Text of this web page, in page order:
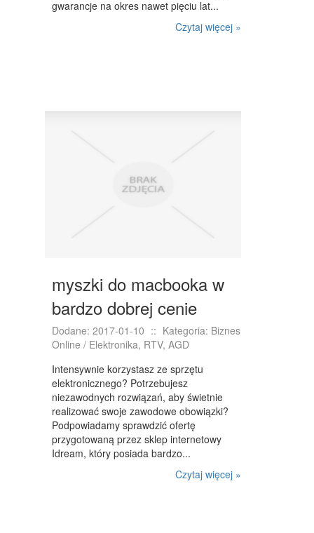
gwarancje na okres nawet pięciu lat...
Czytaj więcej »
myszki do macbooka w
bardzo dobrej cenie
Dodane: 2017-01-10 :: Kategoria: Biznes
Online / Elektronika, RTV, AGD
Intensywnie korzystasz ze sprzętu
elektronicznego? Potrzebujesz
niezawodnych rozwiązań, aby świetnie
realizować swoje zawodowe obowiązki?
Podpowiadamy sprawdzić ofertę
przygotowaną przez sklep internetowy
Idream, który posiada bardzo...
Czytaj więcej »